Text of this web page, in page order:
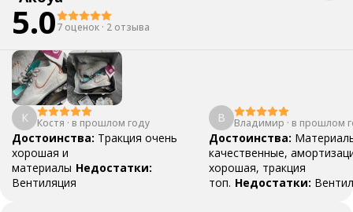
5.07 оценок · 2 отзыва
К Костя · в прошлом году
Достоинства: Тракция очень
хорошая и
материалы Недостатки:
Вентиляция
В Владимир · в прошлом
Достоинства:
качественные,
хорошая, тракция
топ. Недостатки: